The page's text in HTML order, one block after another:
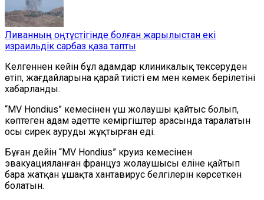
Ливанның оңтүстігінде болған жарылыстан екі
израильдік сарбаз қаза тапты
Келгеннен кейін бұл адамдар клиникалық тексеруден
өтіп, жағдайларына қарай тиісті ем мен көмек берілетіні
хабарланды.
“MV Hondius” кемесінен үш жолаушы қайтыс болып,
көптеген адам әдетте кеміргіштер арасында таралатын
осы сирек ауруды жұқтырған еді.
Бұған дейін “MV Hondius” круиз кемесінен
эвакуацияланған француз жолаушысы еліне қайтып
бара жатқан ұшақта хантавирус белгілерін көрсеткен
болатын.